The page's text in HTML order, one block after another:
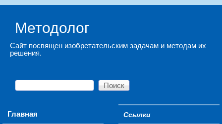
Методолог
Сайт посвящен изобретательским задачам и методам их
решения.
Форма поиска
Поиск
Main menu
Главная
Secondary menu
Ссылки